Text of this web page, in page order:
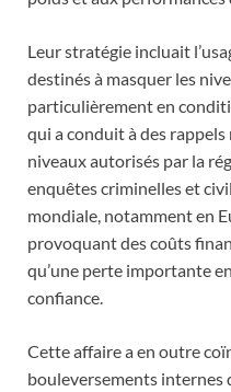
Leur stratégie incluait
destinés à masquer les
particulièrement en
qui a conduit à des
niveaux autorisés par la
enquêtes criminelles et
mondiale, notamment en
provoquant des coûts
qu’une perte importante
confiance.
Cette affaire a en outre
bouleversements internes